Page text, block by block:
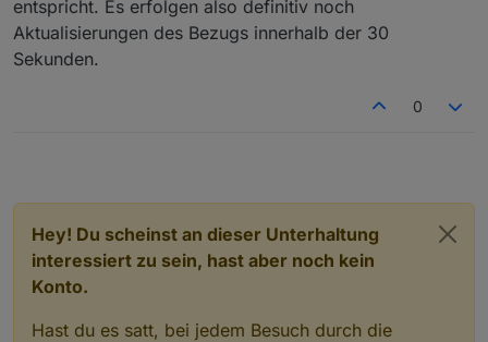
entspricht. Es erfolgen also definitiv noch
Aktualisierungen des Bezugs innerhalb der 30
Sekunden.
0
Hey! Du scheinst an dieser Unterhaltung
interessiert zu sein, hast aber noch kein
Konto.
Hast du es satt, bei jedem Besuch durch die